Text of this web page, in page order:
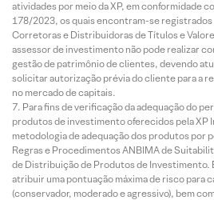
atividades por meio da XP, em conformidade
178/2023, os quais encontram-se registrados
Corretoras e Distribuidoras de Títulos e
assessor de investimento não pode realizar
gestão de patrimônio de clientes, devendo
solicitar autorização prévia do cliente para a
no mercado de capitais.
Para fins de verificação da adequação do
produtos de investimento oferecidos pela XP
metodologia de adequação dos produtos por
Regras e Procedimentos ANBIMA de
de Distribuição de Produtos de Investimento.
atribuir uma pontuação máxima de risco para
(conservador, moderado e agressivo), bem